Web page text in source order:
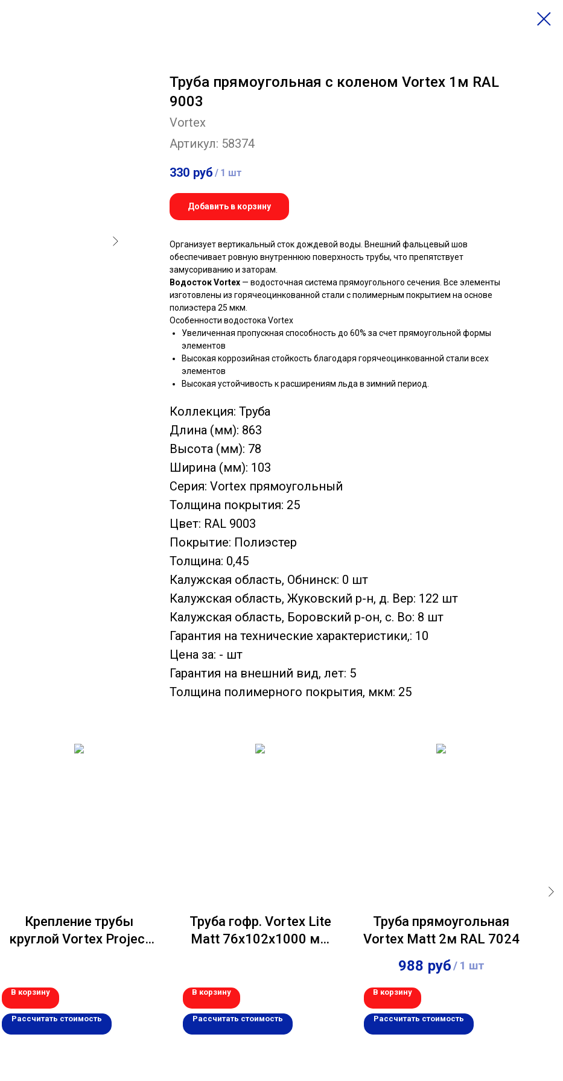
Труба прямоугольная с коленом Vortex 1м RAL
9003
Vortex
Артикул: 58374
330 руб / 1 шт
Добавить в корзину
Организует вертикальный сток дождевой воды. Внешний фальцевый шов
обеспечивает ровную внутреннюю поверхность трубы, что препятствует
замусориванию и заторам.
Водосток Vortex — водосточная система прямоугольного сечения. Все элементы
изготовлены из горячеоцинкованной стали с полимерным покрытием на основе
полиэстера 25 мкм.
Особенности водостока Vortex
Увеличенная пропускная способность до 60% за счет прямоугольной формы
элементов
Высокая коррозийная стойкость благодаря горячеоцинкованной стали всех
элементов
Высокая устойчивость к расширениям льда в зимний период.
Коллекция: Труба
Длина (мм): 863
Высота (мм): 78
Ширина (мм): 103
Серия: Vortex прямоугольный
Толщина покрытия: 25
Цвет: RAL 9003
Покрытие: Полиэстер
Толщина: 0,45
Калужская область, Обнинск: 0 шт
Калужская область, Жуковский р-н, д. Вер: 122 шт
Калужская область, Боровский р-он, с. Во: 8 шт
Гарантия на технические характеристики,: 10
Цена за: - шт
Гарантия на внешний вид, лет: 5
Толщина полимерного покрытия, мкм: 25
Крепление трубы
круглой Vortex Project
В корзину
Рассчитать стоимость
Труба гофр. Vortex Lite
Matt 76х102х1000 мм
В корзину
Рассчитать стоимость
Труба прямоугольная
Vortex Matt 2м RAL 7024
988 руб/ 1 шт
В корзину
Рассчитать стоимость